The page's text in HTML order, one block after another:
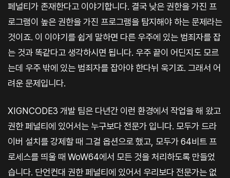
페널티가 존재한다고 이야기합니다. 결국 낮은 권한을 가진 프
로그램이 높은 권한을 가진 프로그램을 탐지해야 하는 문제라는
것이죠. 이 이야기를 쉽게 말하면 다른 우주에 있는 범죄자를 잡
는 것과 똑같다고 생각하시면 됩니다. 우주 끝이 어딘지도 모르
는데 우주 밖에 있는 범죄자를 잡아야 한다뉘 욱기죠. 그래서 어
려운 문제입니다.
XIGNCODE3 개발 팀은 다년간 이런 환경에서 작업을 해 왔고
권한 페널티에 있어서는 누구보다 전문가 입니다. 모두가 드라
이버 설치를 강제할 때 그걸 옵션으로 했고, 모두가 64비트 프
로세스를 띄울 때 WoW64에서 모든 것을 처리하도록 만들었
습니다. 단언컨대 권한 페널티에 있어서 우리보다 전문가는 없